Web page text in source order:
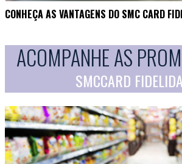
CONHEÇA AS VANTAGENS DO SMC CARD
ACOMPANHE AS
SMCCARD